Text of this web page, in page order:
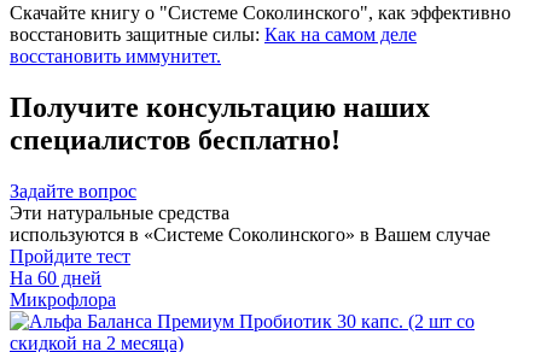
Скачайте книгу о "Системе Соколинского", как эффективно
восстановить защитные силы: Как на самом деле
восстановить иммунитет.
Получите консультацию наших
специалистов бесплатно!
Задайте вопрос
Эти натуральные средства
используются в «Системе Соколинского» в Вашем случае
Пройдите тест
На 60 дней
Микрофлора